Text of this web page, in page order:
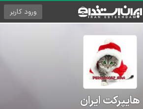
ورود کاربر
هایپرکت ایران